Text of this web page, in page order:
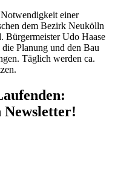
einer
dem Bezirk Neukölln
Bürgermeister Udo Haase
Planung und den Bau
Täglich werden ca.
Newsletter!